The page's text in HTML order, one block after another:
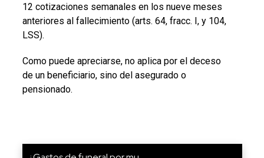
12 cotizaciones semanales en los nueve meses
anteriores al fallecimiento (arts. 64, fracc. I, y 104,
LSS).
Como puede apreciarse, no aplica por el deceso
de un beneficiario, sino del asegurado o
pensionado.